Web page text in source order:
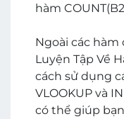
hàm
Ngoài các hàm
Luyện Tập Về
cách sử dụng
VLOOKUP và
có thể giúp